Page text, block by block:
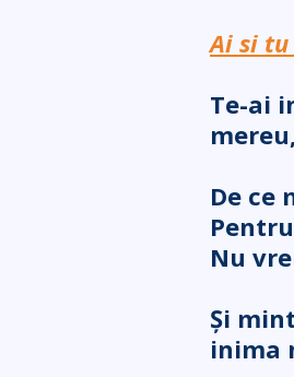
Ai si
Te-ai
De ce
Nu
Și
inima